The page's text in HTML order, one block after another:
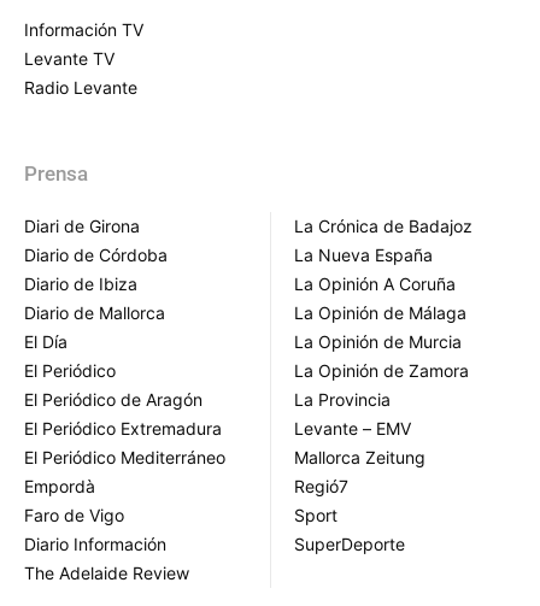
Información TV
Levante TV
Radio Levante
Prensa
Diari de Girona
Diario de Córdoba
Diario de Ibiza
Diario de Mallorca
El Día
El Periódico
El Periódico de Aragón
El Periódico Extremadura
El Periódico Mediterráneo
Empordà
Faro de Vigo
Diario Información
The Adelaide Review
La Crónica de Badajoz
La Nueva España
La Opinión A Coruña
La Opinión de Málaga
La Opinión de Murcia
La Opinión de Zamora
La Provincia
Levante – EMV
Mallorca Zeitung
Regió7
Sport
SuperDeporte